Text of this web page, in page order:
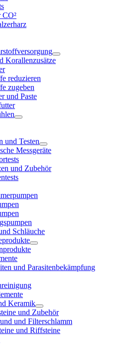
Korallenzusätze
reduzieren
zugeben
und Paste
und Testen
Messgeräte
und Zubehör
Schläuche
und Parasitenbekämpfung
Keramik
und Zubehör
und Filterschlamm
und Riffsteine